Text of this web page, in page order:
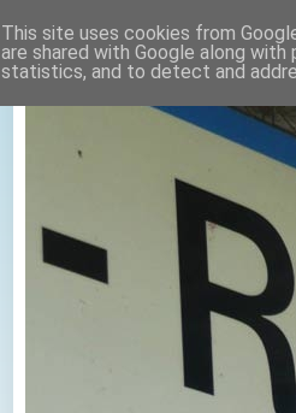
This site uses cookies from
are shared with Google along
statistics, and to detect and